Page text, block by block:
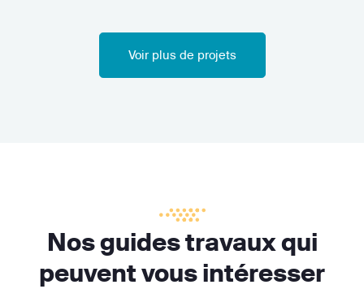
Voir plus de projets
Nos guides travaux qui
peuvent vous intéresser